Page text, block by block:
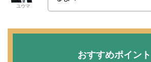
ユウマ
おすすめポイント